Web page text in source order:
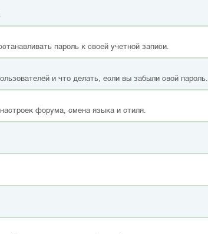
пароль к своей учетной записи.
и что делать, если вы забыли свой пароль.
форума, смена языка и стиля.